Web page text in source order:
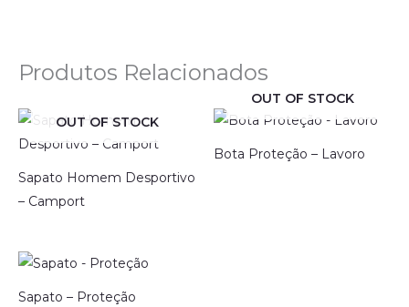
Produtos Relacionados
OUT OF STOCK
Sapato Homem Desportivo
– Camport
OUT OF STOCK
Bota Proteção – Lavoro
Sapato – Proteção